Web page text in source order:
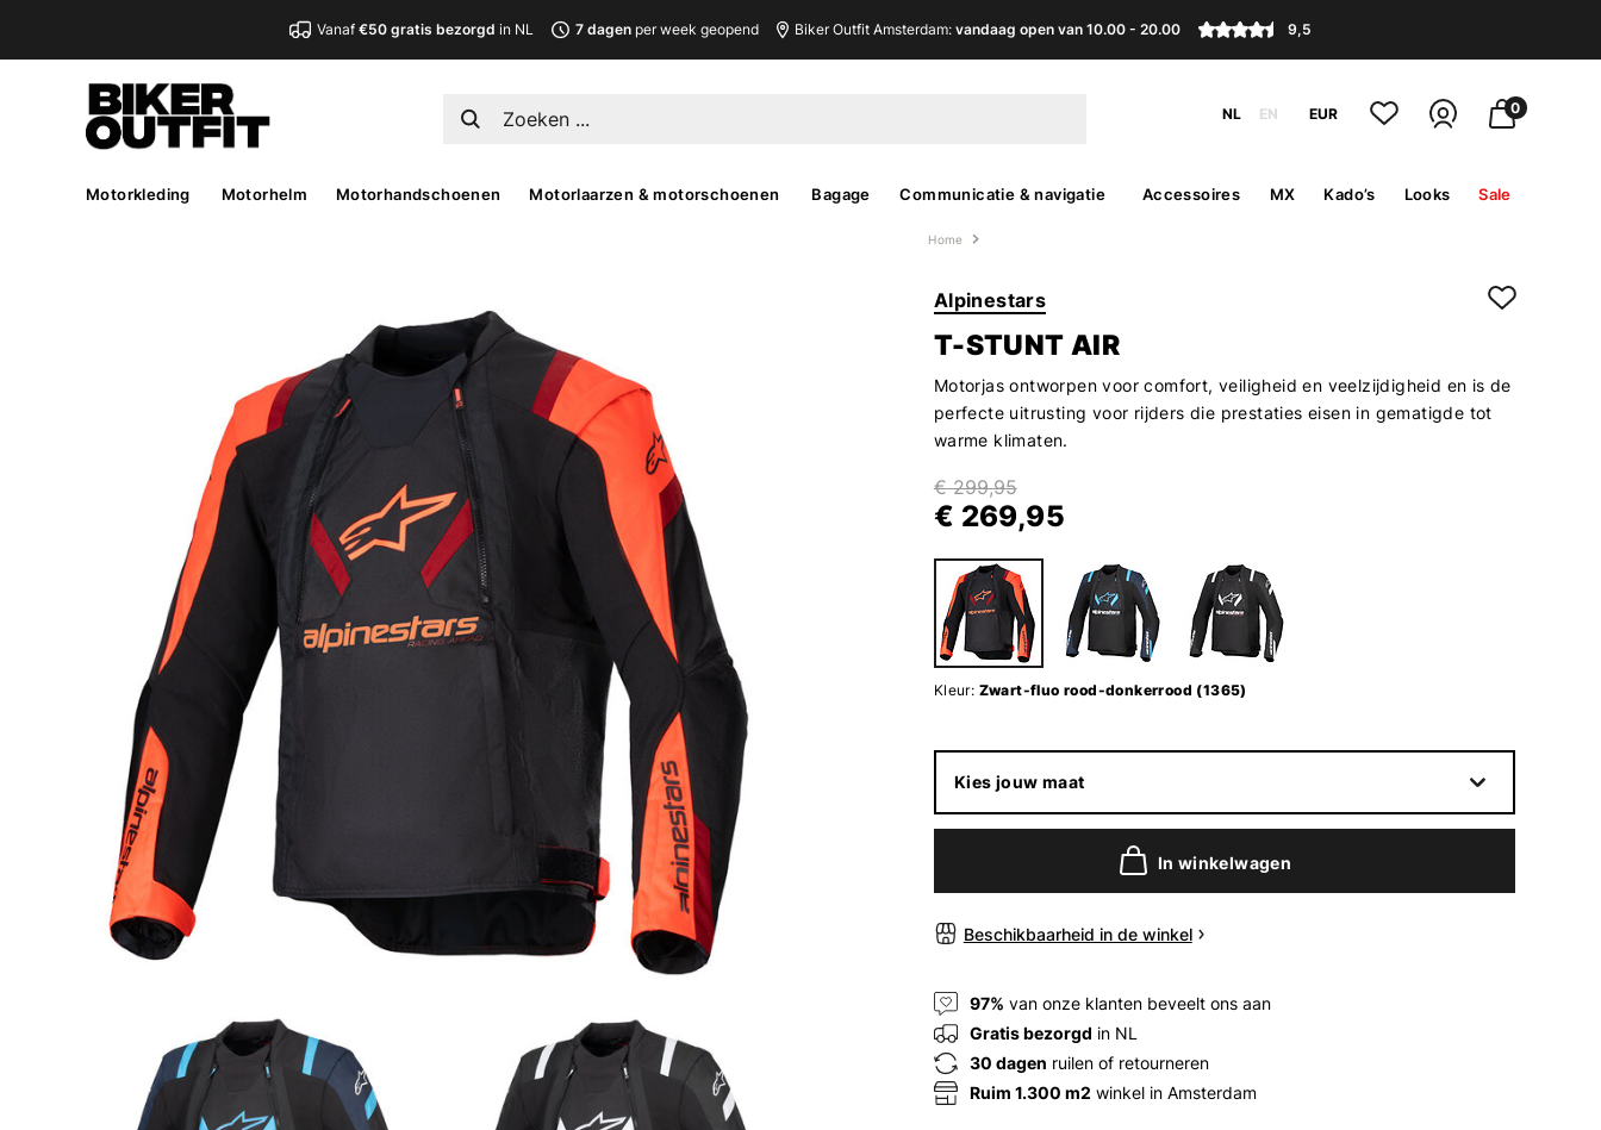
Vanaf€50 gratis bezorgd in NL 7 dagenper week geopend Biker Outfit Amsterdam: vandaag open van 10.00 - 20.00 9,5
NL EN EUR 0
Motorkleding Motorhelm Motorhandschoenen Motorlaarzen & motorschoenen Bagage Communicatie & navigatie Accessoires MX Kado’s Looks Sale
Home
Alpinestars
T-STUNT AIR
Motorjas ontworpen voor comfort, veiligheid en veelzijdigheid en is de
perfecte uitrusting voor rijders die prestaties eisen in gematigde tot
warme klimaten.
€ 299,95
€ 269,95
Kleur: Zwart-fluo rood-donkerrood (1365)
Kies jouw maat
In winkelwagen
Beschikbaarheid in de winkel
97% van onze klanten beveelt ons aan
Gratis bezorgd in NL
30 dagen ruilen of retourneren
Ruim 1.300 m2 winkel in Amsterdam